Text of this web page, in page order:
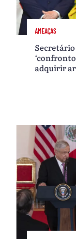
AMEAÇAS
Secretário
adquirir